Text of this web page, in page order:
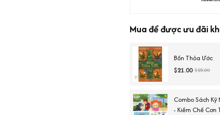
Mua để được ưu đãi
Bốn Thỏa Ước
$21.00 $25.00
Combo Sách
- Kiềm Chế Cơn